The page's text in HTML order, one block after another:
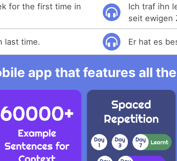
for the first time in
Ich traf ihn
seit ewigen
last time. Er hat es
app that features all